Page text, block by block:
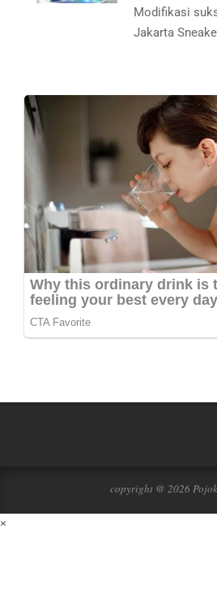
Modifikasi
Jakarta
copyright @ 2026
×